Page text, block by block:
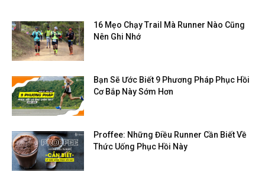
16 Mẹo Chạy Trail Mà Runner Nào Cũng
Nên Ghi Nhớ
Bạn Sẽ Ước Biết 9 Phương Pháp Phục Hồi
Cơ Bắp Này Sớm Hơn
Proffee: Những Điều Runner Cần Biết Về
Thức Uống Phục Hồi Này